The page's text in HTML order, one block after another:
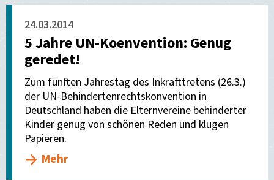
24.03.2014
5 Jahre UN-Koenvention: Genug
geredet!
Zum fünften Jahrestag des Inkrafttretens (26.3.)
der UN-Behindertenrechtskonvention in
Deutschland haben die Elternvereine behinderter
Kinder genug von schönen Reden und klugen
Papieren.
Mehr